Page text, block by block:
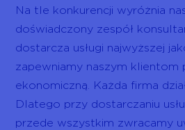
Na tle konkurencji wyróżnia
doświadczony zespół
dostarcza usługi najwyższej
zapewniamy naszym klientom
ekonomiczną. Każda firma
Dlatego przy dostarczaniu
przede wszystkim zwracamy